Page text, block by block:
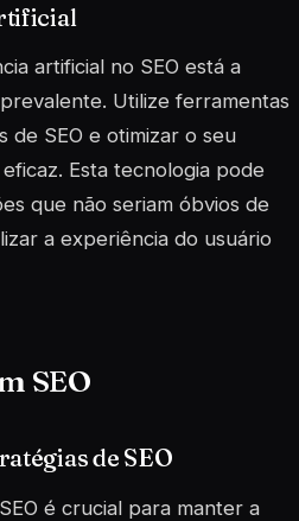
artificial no SEO está a
Utilize ferramentas
de SEO e otimizar o seu
Esta tecnologia pode
que não seriam óbvios de
a experiência do usuário
SEO
de SEO
é crucial para manter a